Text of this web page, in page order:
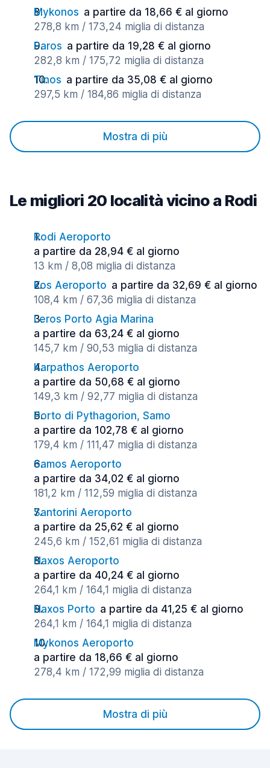
Mykonos a partire da 18,66 € al giorno
278,8 km / 173,24 miglia di distanza
Paros a partire da 19,28 € al giorno
282,8 km / 175,72 miglia di distanza
Tinos a partire da 35,08 € al giorno
297,5 km / 184,86 miglia di distanza
Mostra di più
Le migliori 20 località vicino a Rodi
Rodi Aeroporto
a partire da 28,94 € al giorno
13 km / 8,08 miglia di distanza
Kos Aeroporto a partire da 32,69 € al giorno
108,4 km / 67,36 miglia di distanza
Leros Porto Agia Marina
a partire da 63,24 € al giorno
145,7 km / 90,53 miglia di distanza
Karpathos Aeroporto
a partire da 50,68 € al giorno
149,3 km / 92,77 miglia di distanza
Porto di Pythagorion, Samo
a partire da 102,78 € al giorno
179,4 km / 111,47 miglia di distanza
Samos Aeroporto
a partire da 34,02 € al giorno
181,2 km / 112,59 miglia di distanza
Santorini Aeroporto
a partire da 25,62 € al giorno
245,6 km / 152,61 miglia di distanza
Naxos Aeroporto
a partire da 40,24 € al giorno
264,1 km / 164,1 miglia di distanza
Naxos Porto a partire da 41,25 € al giorno
264,1 km / 164,1 miglia di distanza
Mykonos Aeroporto
a partire da 18,66 € al giorno
278,4 km / 172,99 miglia di distanza
Mostra di più